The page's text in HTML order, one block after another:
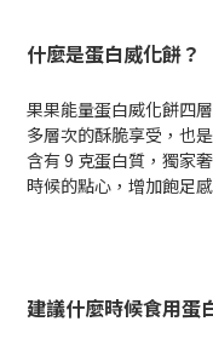
什麼是蛋白威化餅？
果果能量蛋白威化餅四
多層次的酥脆享受，也
含有 9 克蛋白質，獨家
時候的點心，增加飽足
建議什麼時候食用蛋